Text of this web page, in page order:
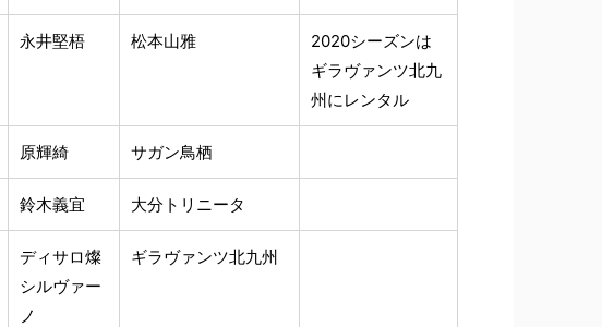
永井堅梧 松本山雅
2020シーズンは
ギラヴァンツ北九
州にレンタル
原輝綺 サガン鳥栖
鈴木義宜 大分トリニータ
ディサロ燦
シルヴァー
ノ
ギラヴァンツ北九州